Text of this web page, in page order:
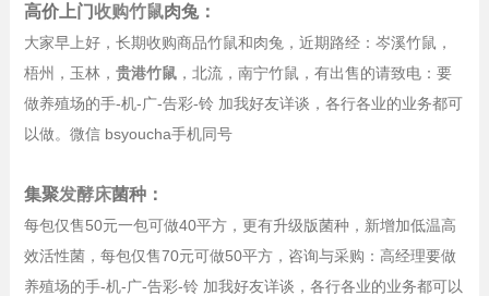
高价上门收购竹鼠肉兔：
大家早上好，长期收购商品竹鼠和肉兔，近期路经：岑溪竹鼠，
梧州，玉林， 贵港竹鼠，北流，南宁竹鼠，有出售的请致电：要
做养殖场的手-机-广-告彩-铃 加我好友详谈，各行各业的业务都可
以做。微信 bsyoucha手机同号
集聚发酵床菌种：
每包仅售50元一包可做40平方，更有升级版菌种，新增加低温高
效活性菌，每包仅售70元可做50平方，咨询与采购：高经理要做
养殖场的手-机-广-告彩-铃 加我好友详谈，各行各业的业务都可以